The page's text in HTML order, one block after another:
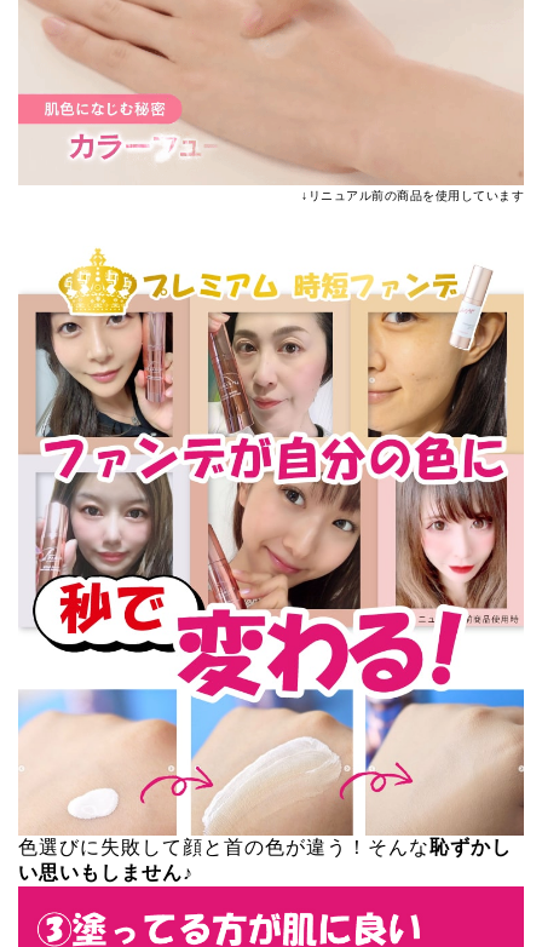
↓リニュアル前の商品を使用しています
色選びに失敗して顔と首の色が違う！そんな恥ずかし
い思いもしません♪